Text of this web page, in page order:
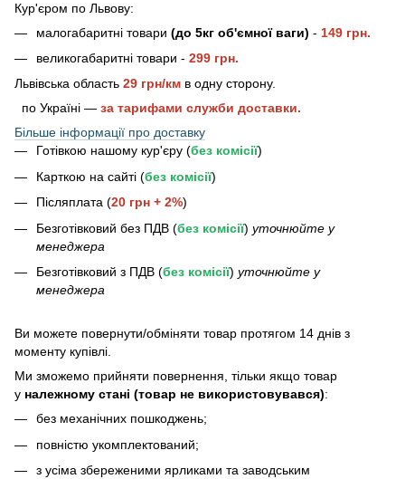
Кур'єром по Львову:
малогабаритні товари (до 5кг об'ємної ваги) - 149 грн.
великогабаритні товари - 299 грн.
Львівська область 29 грн/км в одну сторону.
по Україні — за тарифами служби доставки.
Більше інформації про доставку
Готівкою нашому кур'єру (без комісії)
Карткою на сайті (без комісії)
Післяплата (20 грн + 2%)
Безготівковий без ПДВ (без комісії) уточнюйте у
менеджера
Безготівковий з ПДВ (без комісії) уточнюйте у
менеджера
Bи можете повернути/обміняти товар протягом 14 днів з
моменту купівлі.
Ми зможемо прийняти повернення, тільки якщо товар
у належному стані (товар не використовувався):
без механічних пошкоджень;
повністю укомплектований;
з усіма збереженими ярликами та заводським